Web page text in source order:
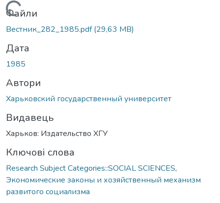
Вантажиться...
Файли
Вестник_282_1985.pdf(29,63 MB)
Дата
1985
Автори
Харьковский государственный университет
Видавець
Харьков: Издательство ХГУ
Ключові слова
Research Subject Categories::SOCIAL SCIENCES,
Экономические законы и хозяйственный механизм
развитого социализма